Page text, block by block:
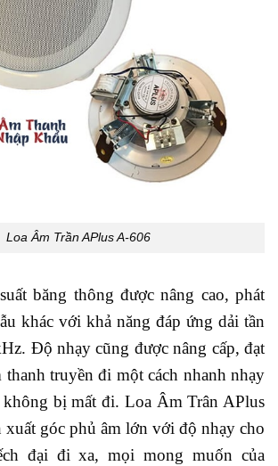
Loa Âm Trần APlus A-606
băng thông được nâng cao, phát
khác với khả năng đáp ứng dải tần
Độ nhạy cũng được nâng cấp, đạt
truyền đi một cách nhanh nhạy
không bị mất đi. Loa Âm Trân APlus
xuất góc phủ âm lớn với độ nhạy cho
đại đi xa, mọi mong muốn của